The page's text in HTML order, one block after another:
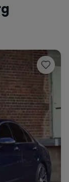
Ferrari
Jaguar